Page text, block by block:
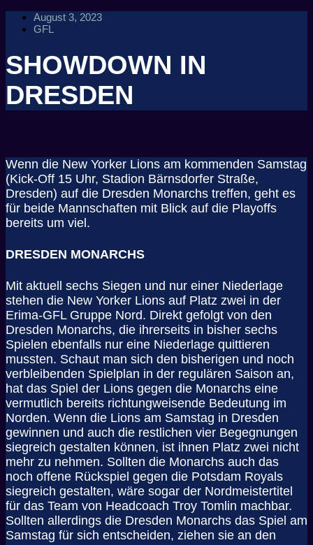
August 3, 2023
GFL
SHOWDOWN IN
DRESDEN
Wenn die New Yorker Lions am kommenden Samstag
(Kick-Off 15 Uhr, Stadion Bärnsdorfer Straße,
Dresden) auf die Dresden Monarchs treffen, geht es
für beide Mannschaften mit Blick auf die Playoffs
bereits um viel.
DRESDEN MONARCHS
Mit aktuell sechs Siegen und nur einer Niederlage
stehen die New Yorker Lions auf Platz zwei in der
Erima-GFL Gruppe Nord. Direkt gefolgt von den
Dresden Monarchs, die ihrerseits in bisher sechs
Spielen ebenfalls nur eine Niederlage quittieren
mussten. Schaut man sich den bisherigen und noch
verbleibenden Spielplan in der regulären Saison an,
hat das Spiel der Lions gegen die Monarchs eine
vermutlich bereits richtungweisende Bedeutung im
Norden. Wenn die Lions am Samstag in Dresden
gewinnen und auch die restlichen vier Begegnungen
siegreich gestalten können, ist ihnen Platz zwei nicht
mehr zu nehmen. Sollten die Monarchs auch das
noch offene Rückspiel gegen die Potsdam Royals
siegreich gestalten, wäre sogar der Nordmeistertitel
für das Team von Headcoach Troy Tomlin machbar.
Sollten allerdings die Dresden Monarchs das Spiel am
Samstag für sich entscheiden, ziehen sie an den